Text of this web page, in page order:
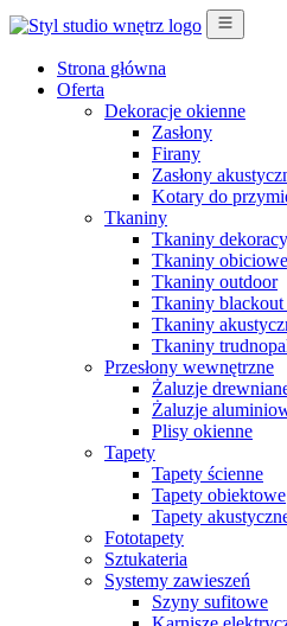
Strona główna
Oferta
Dekoracje okienne
Zasłony
Firany
Zasłony
Kotary do
Tkaniny
Tkaniny
Tkaniny
Tkaniny outdoor
Tkaniny
Tkaniny
Tkaniny
Przesłony wewnętrzne
Żaluzje
Żaluzje
Plisy okienne
Tapety
Tapety ścienne
Tapety obiektowe
Tapety
Fototapety
Sztukateria
Systemy zawieszeń
Szyny sufitowe